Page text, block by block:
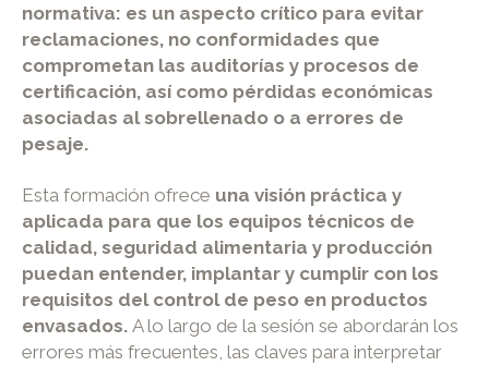
normativa: es un aspecto crítico para evitar
reclamaciones, no conformidades que
comprometan las auditorías y procesos de
certificación, así como pérdidas económicas
asociadas al sobrellenado o a errores de
pesaje.
Esta formación ofrece una visión práctica y
aplicada para que los equipos técnicos de
calidad, seguridad alimentaria y producción
puedan entender, implantar y cumplir con los
requisitos del control de peso en productos
envasados. A lo largo de la sesión se abordarán los
errores más frecuentes, las claves para interpretar